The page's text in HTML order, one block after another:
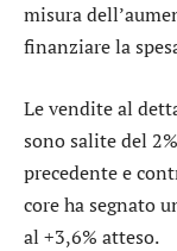
misura
finanziare la
Le vendite al
sono salite del
precedente e
core ha segnato
al +3,6% atteso.